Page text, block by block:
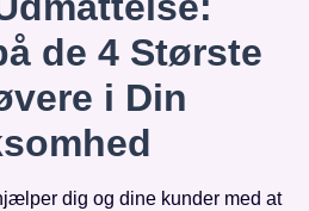
de 4 Største
i Din
dig og dine kunder med at